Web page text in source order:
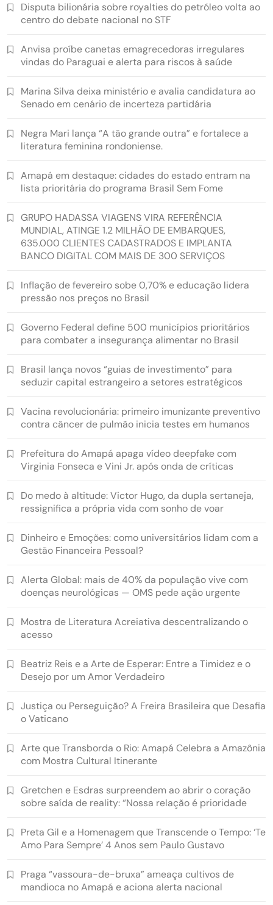
Disputa bilionária sobre royalties do petróleo volta ao
centro do debate nacional no STF
Anvisa proíbe canetas emagrecedoras irregulares
vindas do Paraguai e alerta para riscos à saúde
Marina Silva deixa ministério e avalia candidatura ao
Senado em cenário de incerteza partidária
Negra Mari lança “A tão grande outra” e fortalece a
literatura feminina rondoniense.
Amapá em destaque: cidades do estado entram na
lista prioritária do programa Brasil Sem Fome
GRUPO HADASSA VIAGENS VIRA REFERÊNCIA
MUNDIAL, ATINGE 1.2 MILHÃO DE EMBARQUES,
635.000 CLIENTES CADASTRADOS E IMPLANTA
BANCO DIGITAL COM MAIS DE 300 SERVIÇOS
Inflação de fevereiro sobe 0,70% e educação lidera
pressão nos preços no Brasil
Governo Federal define 500 municípios prioritários
para combater a insegurança alimentar no Brasil
Brasil lança novos “guias de investimento” para
seduzir capital estrangeiro a setores estratégicos
Vacina revolucionária: primeiro imunizante preventivo
contra câncer de pulmão inicia testes em humanos
Prefeitura do Amapá apaga vídeo deepfake com
Virginia Fonseca e Vini Jr. após onda de críticas
Do medo à altitude: Victor Hugo, da dupla sertaneja,
ressignifica a própria vida com sonho de voar
Dinheiro e Emoções: como universitários lidam com a
Gestão Financeira Pessoal?
Alerta Global: mais de 40% da população vive com
doenças neurológicas — OMS pede ação urgente
Mostra de Literatura Acreiativa descentralizando o
acesso
Beatriz Reis e a Arte de Esperar: Entre a Timidez e o
Desejo por um Amor Verdadeiro
Justiça ou Perseguição? A Freira Brasileira que Desafia
o Vaticano
Arte que Transborda o Rio: Amapá Celebra a Amazônia
com Mostra Cultural Itinerante
Gretchen e Esdras surpreendem ao abrir o coração
sobre saída de reality: “Nossa relação é prioridade
Preta Gil e a Homenagem que Transcende o Tempo: ‘Te
Amo Para Sempre’ 4 Anos sem Paulo Gustavo
Praga “vassoura-de-bruxa” ameaça cultivos de
mandioca no Amapá e aciona alerta nacional